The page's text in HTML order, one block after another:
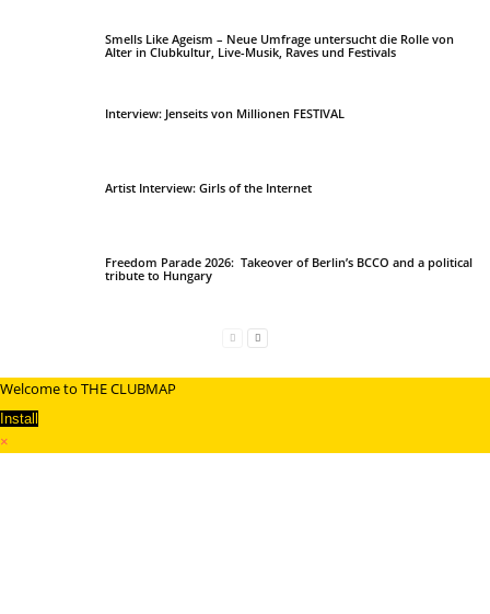
Smells Like Ageism – Neue Umfrage untersucht die Rolle von
Alter in Clubkultur, Live-Musik, Raves und Festivals
Interview: Jenseits von Millionen FESTIVAL
Artist Interview: Girls of the Internet
Freedom Parade 2026: Takeover of Berlin’s BCCO and a political
tribute to Hungary
Welcome to THE CLUBMAP
Install
×